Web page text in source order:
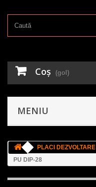
Coş (gol)
MENIU
PLACI DEZVOLTARE
PU DIP-28